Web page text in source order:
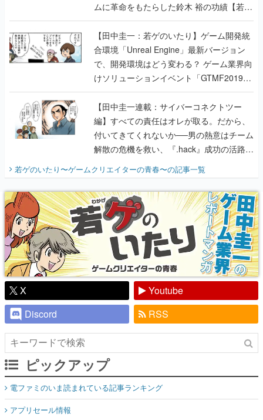
ムに革命をもたらした鈴木 裕の功績【若ゲ
のいたり】
【田中圭一：若ゲのいたり】ゲーム開発統
合環境「Unreal Engine」最新バージョン
で、開発環境はどう変わる？ ゲーム業界向
けソリューションイベント「GTMF2019」
に行って、より理解を深めよう【PR】
【田中圭一連載：サイバーコネクトツー
編】すべての責任はオレが取る。だから、
付いてきてくれないか──男の熱意はチーム
解散の危機を救い、『.hack』成功の活路を
開く。業界の快男児・松山 洋に流れる血は
『少年ジャンプ』色だった【若ゲのいた
り】
若ゲのいたり〜ゲームクリエイターの青春〜の記事一覧
X
Youtube
Discord
RSS
ピックアップ
電ファミのいま読まれている記事ランキング
アプリセール情報